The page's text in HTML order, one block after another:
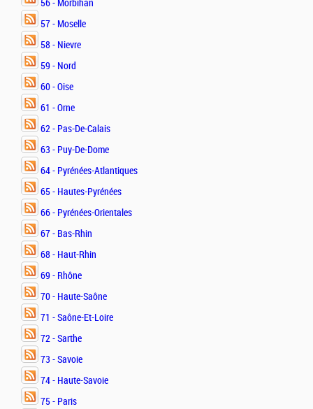
56 - Morbihan
57 - Moselle
58 - Nievre
59 - Nord
60 - Oise
61 - Orne
62 - Pas-De-Calais
63 - Puy-De-Dome
64 - Pyrénées-Atlantiques
65 - Hautes-Pyrénées
66 - Pyrénées-Orientales
67 - Bas-Rhin
68 - Haut-Rhin
69 - Rhône
70 - Haute-Saône
71 - Saône-Et-Loire
72 - Sarthe
73 - Savoie
74 - Haute-Savoie
75 - Paris